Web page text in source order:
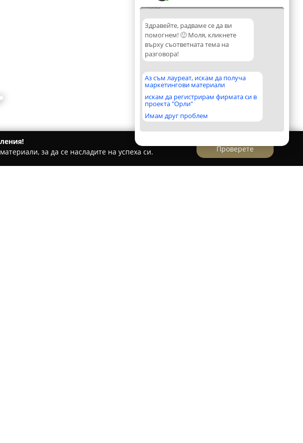
19:05
Здравейте, радваме се да ви
помогнем! 🙂 Моля, кликнете
върху съответната тема на
разговора!
Аз съм лауреат, искам да получа
маркетингови материали
искам да регистрирам фирмата си в
проекта "Орли"
Имам друг проблем
за да се насладите на успеха си.
Проверете